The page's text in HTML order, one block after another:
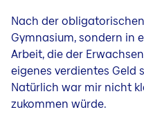
Nach der
Gymnasium, sondern in
Arbeit, die der
eigenes verdientes Geld
Natürlich war mir nicht
zukommen würde.